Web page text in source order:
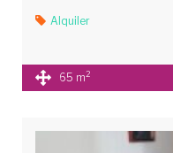
Alquiler
65 m2